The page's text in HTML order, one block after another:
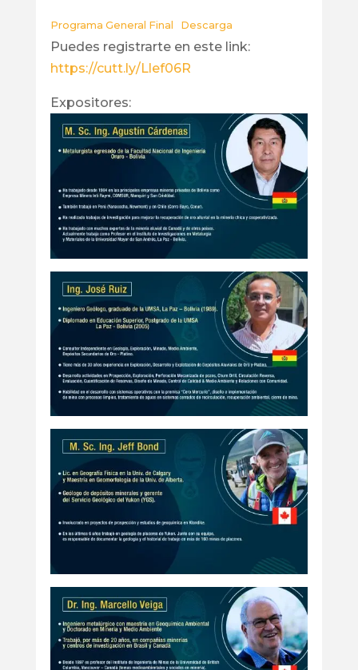
Programa General Final Descarga
Puedes registrarte en este link:
https://cutt.ly/Llef06R
Expositores: